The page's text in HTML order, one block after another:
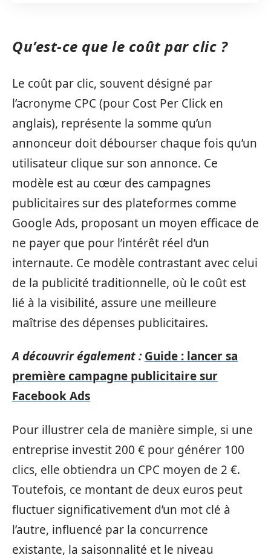
Qu’est-ce que le coût par clic ?
Le coût par clic, souvent désigné par
l’acronyme CPC (pour Cost Per Click en
anglais), représente la somme qu’un
annonceur doit débourser chaque fois qu’un
utilisateur clique sur son annonce. Ce
modèle est au cœur des campagnes
publicitaires sur des plateformes comme
Google Ads, proposant un moyen efficace de
ne payer que pour l’intérêt réel d’un
internaute. Ce modèle contrastant avec celui
de la publicité traditionnelle, où le coût est
lié à la visibilité, assure une meilleure
maîtrise des dépenses publicitaires.
A découvrir également : Guide : lancer sa
première campagne publicitaire sur
Facebook Ads
Pour illustrer cela de manière simple, si une
entreprise investit 200 € pour générer 100
clics, elle obtiendra un CPC moyen de 2 €.
Toutefois, ce montant de deux euros peut
fluctuer significativement d’un mot clé à
l’autre, influencé par la concurrence
existante, la saisonnalité et le niveau